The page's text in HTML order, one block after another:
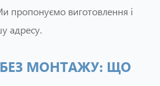
пропонуємо виготовлення і
адресу.
БЕЗ МОНТАЖУ: ЩО